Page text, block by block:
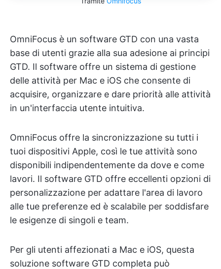
OmniFocus è un software GTD con una vasta
base di utenti grazie alla sua adesione ai principi
GTD. Il software offre un sistema di gestione
delle attività per Mac e iOS che consente di
acquisire, organizzare e dare priorità alle attività
in un'interfaccia utente intuitiva.
OmniFocus offre la sincronizzazione su tutti i
tuoi dispositivi Apple, così le tue attività sono
disponibili indipendentemente da dove e come
lavori. Il software GTD offre eccellenti opzioni di
personalizzazione per adattare l'area di lavoro
alle tue preferenze ed è scalabile per soddisfare
le esigenze di singoli e team.
Per gli utenti affezionati a Mac e iOS, questa
soluzione software GTD completa può